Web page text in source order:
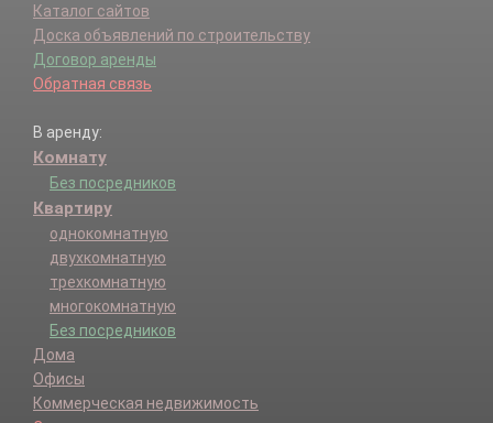
Каталог сайтов
Доска объявлений по строительству
Договор аренды
Обратная связь
В аренду:
Комнату
Без посредников
Квартиру
однокомнатную
двухкомнатную
трехкомнатную
многокомнатную
Без посредников
Дома
Офисы
Коммерческая недвижимость